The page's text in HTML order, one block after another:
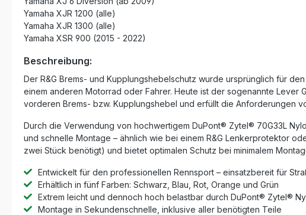
Yamaha XJR 1200 (alle)
Yamaha XJR 1300 (alle)
Yamaha XSR 900 (2015 - 2022)
Beschreibung:
Der R&G Brems- und Kupplungshebelschutz wurde ursprünglich für
einem anderen Motorrad oder Fahrer. Heute ist der sogenannte Lever
vorderen Brems- bzw. Kupplungshebel und erfüllt die Anforderungen
Durch die Verwendung von hochwertigem DuPont® Zytel® 70G33L
und schnelle Montage – ähnlich wie bei einem R&G Lenkerprotektor
zwei Stück benötigt) und bietet optimalen Schutz bei minimalem
Entwickelt für den professionellen Rennsport – einsatzbereit für
Erhältlich in fünf Farben: Schwarz, Blau, Rot, Orange und Grün
Extrem leicht und dennoch hoch belastbar durch DuPont® Zytel®
Montage in Sekundenschnelle, inklusive aller benötigten Teile